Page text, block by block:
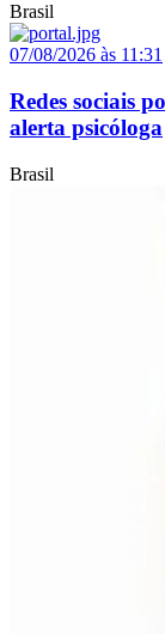
Brasil
07/08/2026 às 11:31
Redes sociais
alerta psicóloga
Brasil